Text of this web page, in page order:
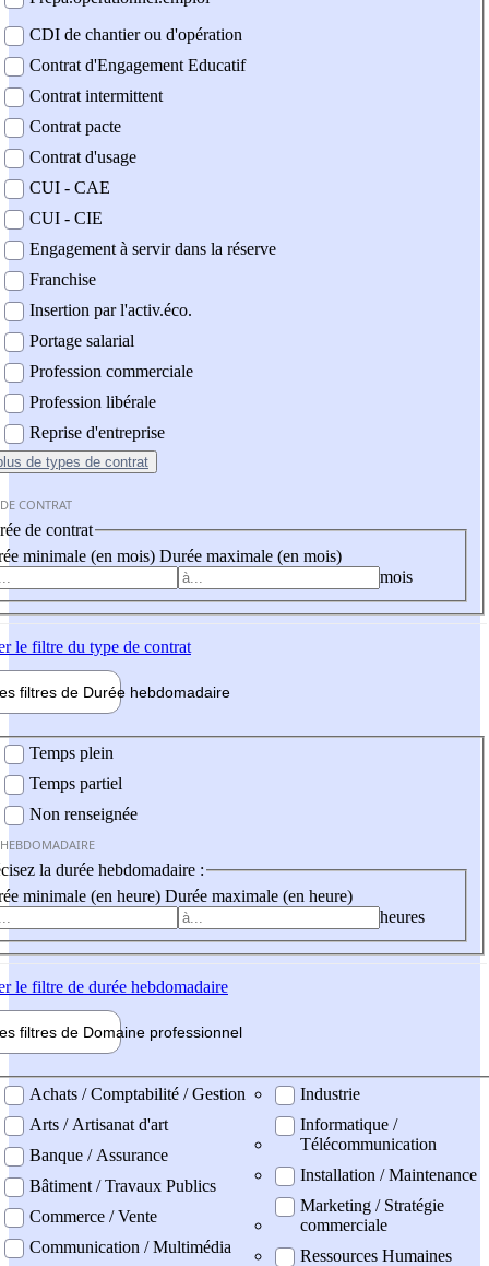
CDI de chantier ou d'opération
Contrat d'Engagement Educatif
Contrat intermittent
Contrat pacte
Contrat d'usage
CUI - CAE
CUI - CIE
Engagement à servir dans la réserve
Franchise
Insertion par l'activ.éco.
Portage salarial
Profession commerciale
Profession libérale
Reprise d'entreprise
de types de contrat
CONTRAT
de contrat
minimale (en mois) Durée maximale (en mois)
mois
le filtre du type de contrat
filtres de Durée hebdomadaire
Temps plein
Temps partiel
Non renseignée
la durée hebdomadaire :
minimale (en heure) Durée maximale (en heure)
heures
le filtre de durée hebdomadaire
filtres de Domaine professionnel
professionel
Achats / Comptabilité / Gestion
Arts / Artisanat d'art
Banque / Assurance
Bâtiment / Travaux Publics
Commerce / Vente
Communication / Multimédia
Industrie
Informatique /
Télécommunication
Installation / Maintenance
Marketing / Stratégie
commerciale
Ressources Humaines